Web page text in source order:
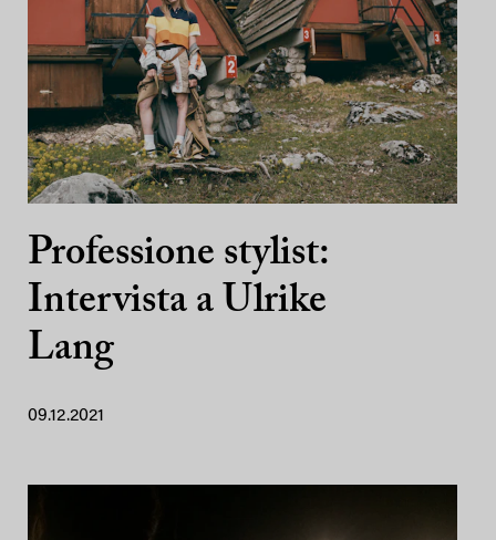
Professione stylist:
Intervista a Ulrike
Lang
09.12.2021